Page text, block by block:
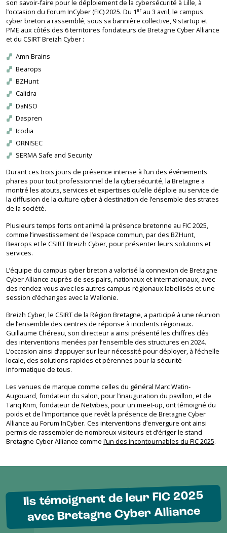
son savoir-faire pour le déploiement de la cybersécurité à Lille, à
l’occasion du Forum InCyber (FIC) 2025. Du 1er au 3 avril, le campus
cyber breton a rassemblé, sous sa bannière collective, 9 startup et
PME aux côtés des 6 territoires fondateurs de Bretagne Cyber Alliance
et du CSIRT Breizh Cyber :
Amn Brains
Bearops
BZHunt
Calidra
DaNSO
Daspren
Icodia
ORNISEC
SERMA Safe and Security
Durant ces trois jours de présence intense à l’un des événements
phares pour tout professionnel de la cybersécurité, la Bretagne a
montré les atouts, services et expertises qu’elle déploie au service de
la diffusion de la culture cyber à destination de l’ensemble des strates
de la société.
Plusieurs temps forts ont animé la présence bretonne au FIC 2025,
comme l’investissement de l’espace commun, par des BZHunt,
Bearops et le CSIRT Breizh Cyber, pour présenter leurs solutions et
services.
L’équipe du campus cyber breton a valorisé la connexion de Bretagne
Cyber Alliance auprès de ses pairs, nationaux et internationaux, avec
des rendez-vous avec les autres campus régionaux labellisés et une
session d’échanges avec la Wallonie.
Breizh Cyber, le CSIRT de la Région Bretagne, a participé à une réunion
de l’ensemble des centres de réponse à incidents régionaux.
Guillaume Chéreau, son directeur a ainsi présenté les chiffres clés
des interventions menées par l’ensemble des structures en 2024.
L’occasion ainsi d’appuyer sur leur nécessité pour déployer, à l’échelle
locale, des solutions rapides et pérennes pour la sécurité
informatique de tous.
Les venues de marque comme celles du général Marc Watin-
Augouard, fondateur du salon, pour l’inauguration du pavillon, et de
Tariq Krim, fondateur de Netvibes, pour un meet-up, ont témoigné du
poids et de l’importance que revêt la présence de Bretagne Cyber
Alliance au Forum InCyber. Ces interventions d’envergure ont ainsi
permis de rassembler de nombreux visiteurs et d’ériger le stand
Bretagne Cyber Alliance comme l’un des incontournables du FIC 2025.
Ils témoignent de leur FIC 2025
avec Bretagne Cyber Alliance